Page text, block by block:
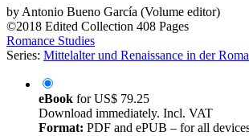
byAntonio Bueno García (Volume editor)
©2018 Edited Collection 408 Pages
Romance Studies
Series: Mittelalter und Renaissance in der
eBook forUS$ 79.25
Download immediately. Incl. VAT
Format: PDF and ePUB – for all